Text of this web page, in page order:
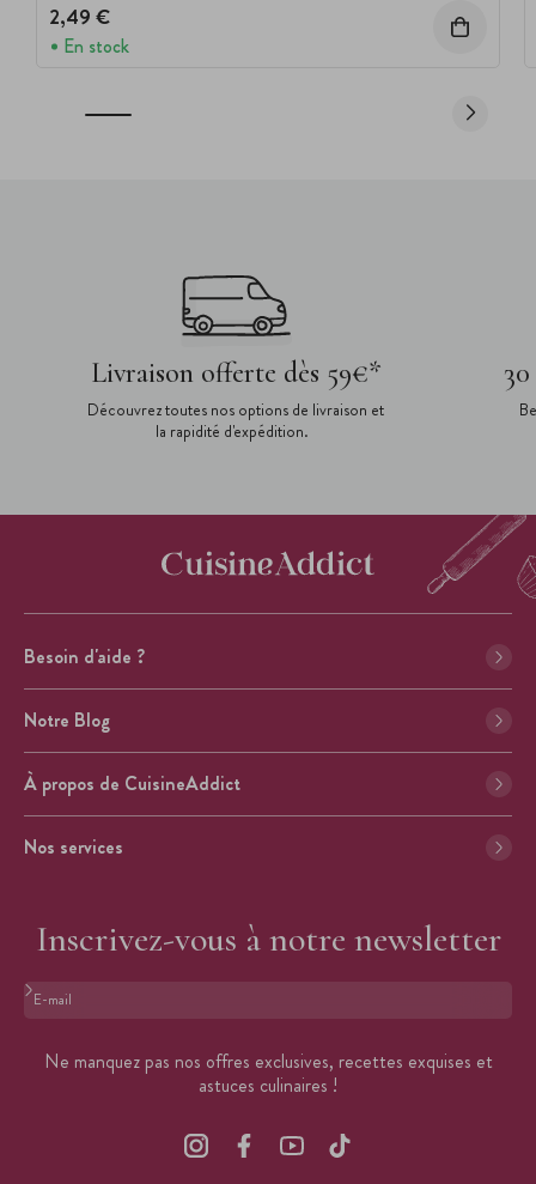
2,49 €
En stock
Livraison offerte dès 59€*
Découvrez toutes nos options de livraison et
la rapidité d'expédition.
Besoin d'aide ?
Notre Blog
À propos de CuisineAddict
Nos services
Inscrivez-vous à notre newsletter
Format : adresse@email.com
Ne manquez pas nos offres exclusives, recettes exquises et
astuces culinaires !